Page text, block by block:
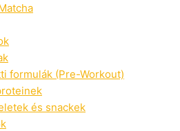
formulák (Pre-Workout)
és snackek